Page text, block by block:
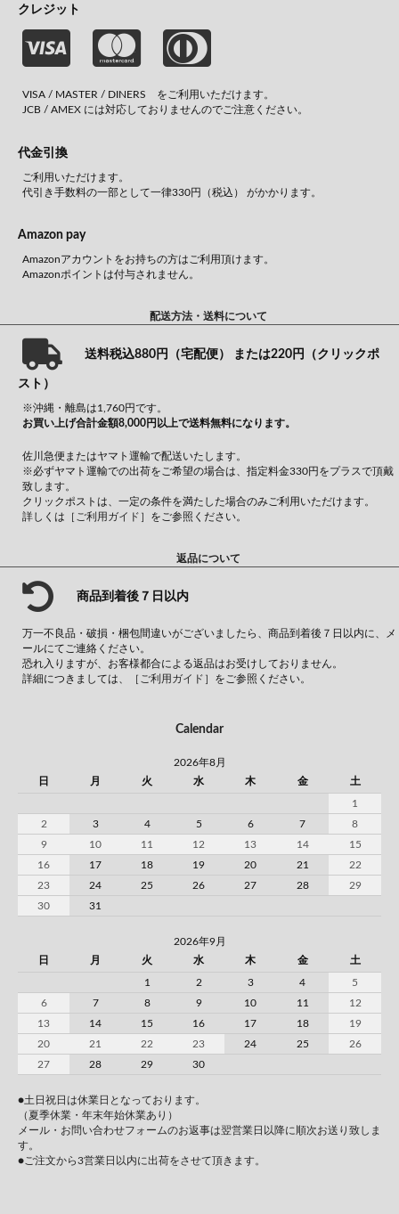
クレジット
VISA / MASTER / DINERS をご利用いただけます。
JCB / AMEX には対応しておりませんのでご注意ください。
代金引換
ご利用いただけます。
代引き手数料の一部として一律330円（税込） がかかります。
Amazon pay
Amazonアカウントをお持ちの方はご利用頂けます。
Amazonポイントは付与されません。
配送方法・送料について
送料税込880円（宅配便） または220円（クリックポ
スト）
※沖縄・離島は1,760円です。
お買い上げ合計金額8,000円以上で送料無料になります。
佐川急便またはヤマト運輸で配送いたします。
※必ずヤマト運輸での出荷をご希望の場合は、指定料金330円をプラスで頂戴
致します。
クリックポストは、一定の条件を満たした場合のみご利用いただけます。
詳しくは ［ご利用ガイド］ をご参照ください。
返品について
商品到着後７日以内
万一不良品・破損・梱包間違いがございましたら、商品到着後７日以内に、メ
ールにてご連絡ください。
恐れ入りますが、お客様都合による返品はお受けしておりません。
詳細につきましては、
［ご利用ガイド］ をご参照ください。
Calendar
2026年8月
日
月 火 水 木 金 土
1
2
3 4 5 6 7
8
9
10 11 12 13 14
15
16
17 18 19 20 21
22
23
24 25 26 27 28
29
30
31
2026年9月
日
月 火 水 木 金 土
1 2 3 4
5
6
7 8 9 10 11
12
13
14 15 16 17 18
19
20
21 22 23 24 25
26
27
28 29 30
●土日祝日は休業日となっております。
（夏季休業・年末年始休業あり）
メール・お問い合わせフォームのお返事は翌営業日以降に順次お送り致しま
す。
●ご注文から3営業日以内に出荷をさせて頂きます。